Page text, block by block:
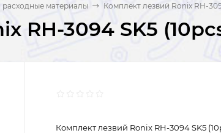
материалы Комплект лезвий Ronix RH-
RH-3094 SK5
Комплект лезвий Ronix RH-3094 SK5